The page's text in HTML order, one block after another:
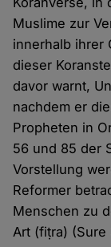
Muslime zur
innerhalb ihrer
dieser
davor warnt,
nachdem er
Propheten in
56 und 85 der
Vorstellung
Reformer
Menschen zu
Art (fiṭra)